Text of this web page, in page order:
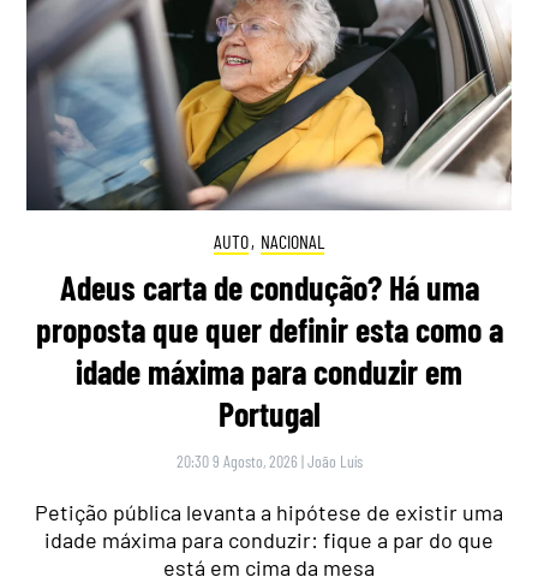
AUTO, NACIONAL
Adeus carta de condução? Há uma
proposta que quer definir esta como a
idade máxima para conduzir em
Portugal
20:30 9 Agosto, 2026 |João Luís
Petição pública levanta a hipótese de existir uma
idade máxima para conduzir: fique a par do que
está em cima da mesa